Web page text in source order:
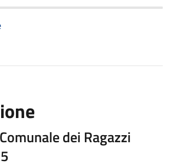
dei Ragazzi